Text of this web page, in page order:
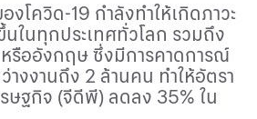
งโควิด-19 กำลังทำให้เกิดภาวะ
ในทุกประเทศทั่วโลก รวมถึง
รืออังกฤษ ซึ่งมีการคาดการณ์
างงานถึง 2 ล้านคน ทำให้อัตรา
ษฐกิจ (จีดีพี) ลดลง 35% ใน